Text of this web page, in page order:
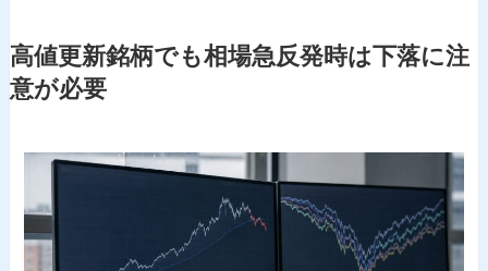
高値更新銘柄でも相場急反発時は下落に注
意が必要